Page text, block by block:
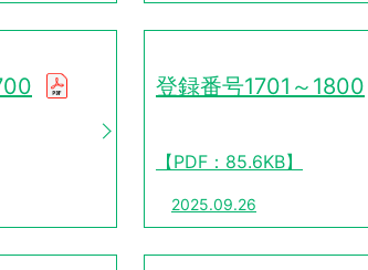
登録番号1701～1800
【PDF：85.6KB】
2025.09.26